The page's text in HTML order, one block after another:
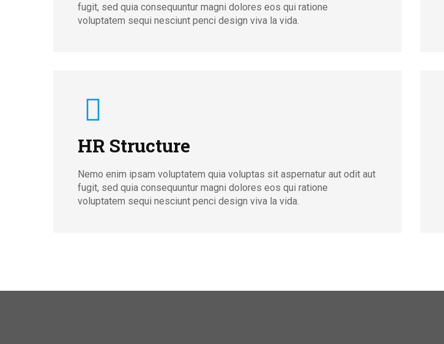
fugit, sed quia consequuntur magni dolores eos qui ratione
voluptatem sequi nesciunt penci design viva la vida.
HR Structure
Nemo enim ipsam voluptatem quia voluptas sit aspernatur aut odit aut
fugit, sed quia consequuntur magni dolores eos qui ratione
voluptatem sequi nesciunt penci design viva la vida.